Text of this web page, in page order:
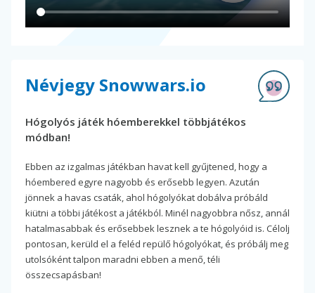
Névjegy Snowwars.io
Hógolyós játék hóemberekkel többjátékos
módban!
Ebben az izgalmas játékban havat kell gyűjtened, hogy a
hóembered egyre nagyobb és erősebb legyen. Azután
jönnek a havas csaták, ahol hógolyókat dobálva próbáld
kiütni a többi játékost a játékból. Minél nagyobbra nősz, annál
hatalmasabbak és erősebbek lesznek a te hógolyóid is. Célolj
pontosan, kerüld el a feléd repülő hógolyókat, és próbálj meg
utolsóként talpon maradni ebben a menő, téli
összecsapásban!